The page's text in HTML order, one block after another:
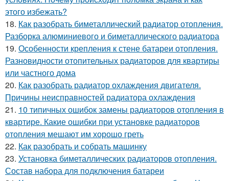
этого избежать?
18. Как разобрать биметаллический радиатор отопления.
Разборка алюминиевого и биметаллического радиатора
19. Особенности крепления к стене батареи отопления.
Разновидности отопительных радиаторов для квартиры
или частного дома
20. Как разобрать радиатор охлаждения двигателя.
Причины неисправностей радиатора охлаждения
21. 10 типичных ошибок замены радиаторов отопления в
квартире. Какие ошибки при установке радиаторов
отопления мешают им хорошо греть
22. Как разобрать и собрать машинку
23. Установка биметаллических радиаторов отопления.
Состав набора для подключения батареи